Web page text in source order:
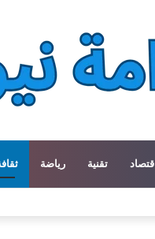
اقتصاد تقنية رياضة
تتجاوز 50 مليار دولار لتعزيز قدراتها في الذكاء الاصطناعي